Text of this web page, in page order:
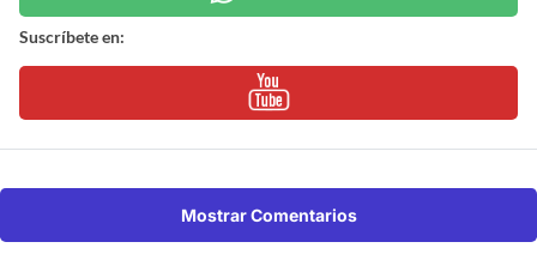
Suscríbete en:
Mostrar Comentarios